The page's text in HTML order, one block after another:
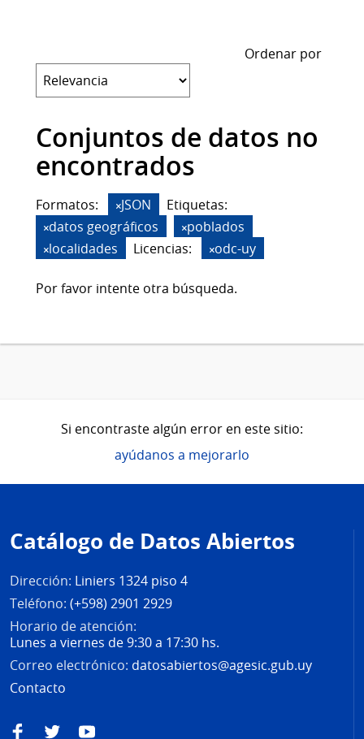
Ordenar por
Conjuntos de datos no
encontrados
Formatos: JSON
Etiquetas:
datos geográficos
poblados
localidades
Licencias: odc-uy
Por favor intente otra búsqueda.
Si encontraste algún error en este sitio:
ayúdanos a mejorarlo
de
página
Catálogo de Datos Abiertos
Dirección: Liniers 1324 piso 4
Teléfono: (+598) 2901 2929
Horario de atención:
Lunes a viernes de 9:30 a 17:30 hs.
Correo electrónico: datosabiertos@agesic.gub.uy
Contacto
FacebookTwitterYouTube